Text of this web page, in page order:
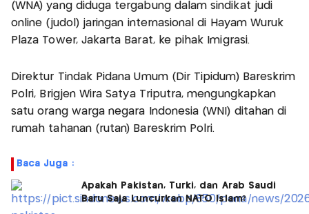
(WNA) yang diduga tergabung dalam sindikat judi
online (judol) jaringan internasional di Hayam Wuruk
Plaza Tower, Jakarta Barat, ke pihak Imigrasi.
Direktur Tindak Pidana Umum (Dir Tipidum) Bareskrim
Polri, Brigjen Wira Satya Triputra, mengungkapkan
satu orang warga negara Indonesia (WNI) ditahan di
rumah tahanan (rutan) Bareskrim Polri.
Baca Juga :
Apakah Pakistan, Turki, dan Arab Saudi
Baru Saja Luncurkan NATO Islam?